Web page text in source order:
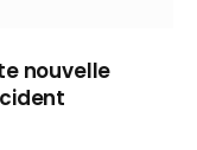
nouvelle